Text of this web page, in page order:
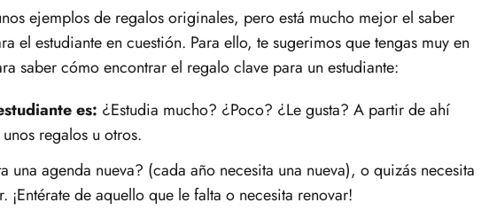
ejemplos de regalos originales, pero está mucho mejor el saber
el estudiante en cuestión. Para ello, te sugerimos que tengas muy en
saber cómo encontrar el regalo clave para un estudiante:
es: ¿Estudia mucho? ¿Poco? ¿Le gusta? A partir de ahí
regalos u otros.
una agenda nueva? (cada año necesita una nueva), o quizás necesita
¡Entérate de aquello que le falta o necesita renovar!